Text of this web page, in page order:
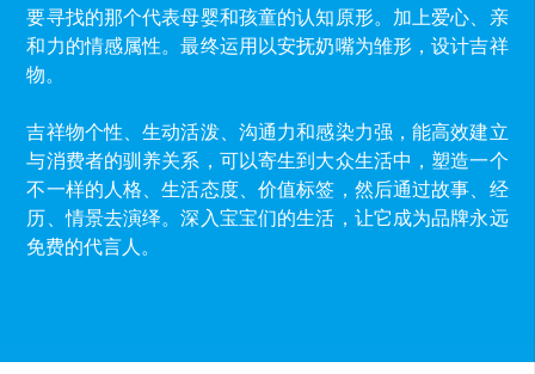
要寻找的那个代表母婴和孩童的认知原形。加上爱心、亲
和力的情感属性。最终运用以安抚奶嘴为雏形，设计吉祥
物。
吉祥物个性、生动活泼、沟通力和感染力强，能高效建立
与消费者的驯养关系，可以寄生到大众生活中，塑造一个
不一样的人格、生活态度、价值标签，然后通过故事、经
历、情景去演绎。深入宝宝们的生活，让它成为品牌永远
免费的代言人。